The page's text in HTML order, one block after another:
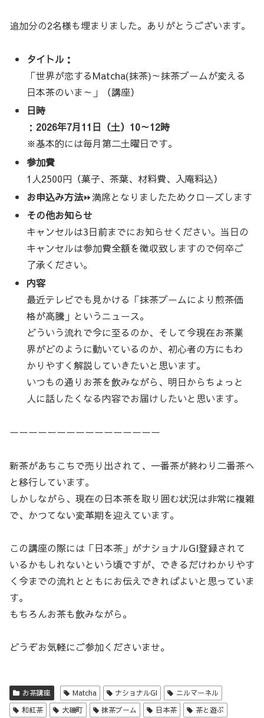
追加分の2名様も埋まりました。ありがとうございます。
タイトル：
「世界が恋するMatcha(抹茶)～抹茶ブームが変える
日本茶のいま～」（講座）
日時
： 2026年7月11日（土）10～12時
※基本的には毎月第二土曜日です。
参加費
1人2500円（菓子、茶葉、材料費、入庵料込）
お申込み方法⏩満席となりましたためクローズします
その他お知らせ
キャンセルは3日前までにお知らせください。当日の
キャンセルは参加費全額を徴収致しますので何卒ご
了承ください。
内容
最近テレビでも見かける「抹茶ブームにより煎茶価
格が高騰」というニュース。
どういう流れで今に至るのか、そして今現在お茶業
界がどのように動いているのか、初心者の方にもわ
かりやすく解説していきたいと思います。
いつもの通りお茶を飲みながら、明日からちょっと
人に話したくなる内容でお届けしたいと思います。
ーーーーーーーーーーーーーーーー
新茶があちこちで売り出されて、一番茶が終わり二番茶へ
と移行しています。
しかしながら、現在の日本茶を取り囲む状況は非常に複雑
で、かつてない変革期を迎えています。
この講座の際には「日本茶」がナショナルGI登録されて
いるかもしれないという頃ですが、できるだけわかりやす
く今までの流れとともにお伝えできればよいと思っていま
す。
もちろんお茶も飲みながら。
どうぞお気軽にご参加くださいませ。
お茶講座 Matcha ナショナルGI
ニルマーネル
和紅茶
大磯町 抹茶ブーム 日本茶 茶と遊ぶ